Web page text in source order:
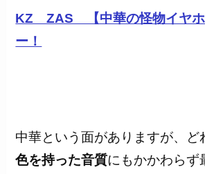
KZ ZAS 【中華の怪物イヤホ
ー！
中華という面がありますが、ど
色を持った音質にもかかわらず